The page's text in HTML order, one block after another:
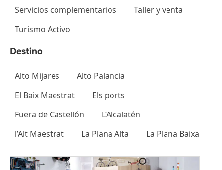
Servicios complementarios
Taller y venta
Turismo Activo
Alto Mijares
Alto Palancia
El Baix Maestrat
Els ports
Fuera de Castellón
L’Alcalatén
l’Alt Maestrat
La Plana Alta La Plana Baixa